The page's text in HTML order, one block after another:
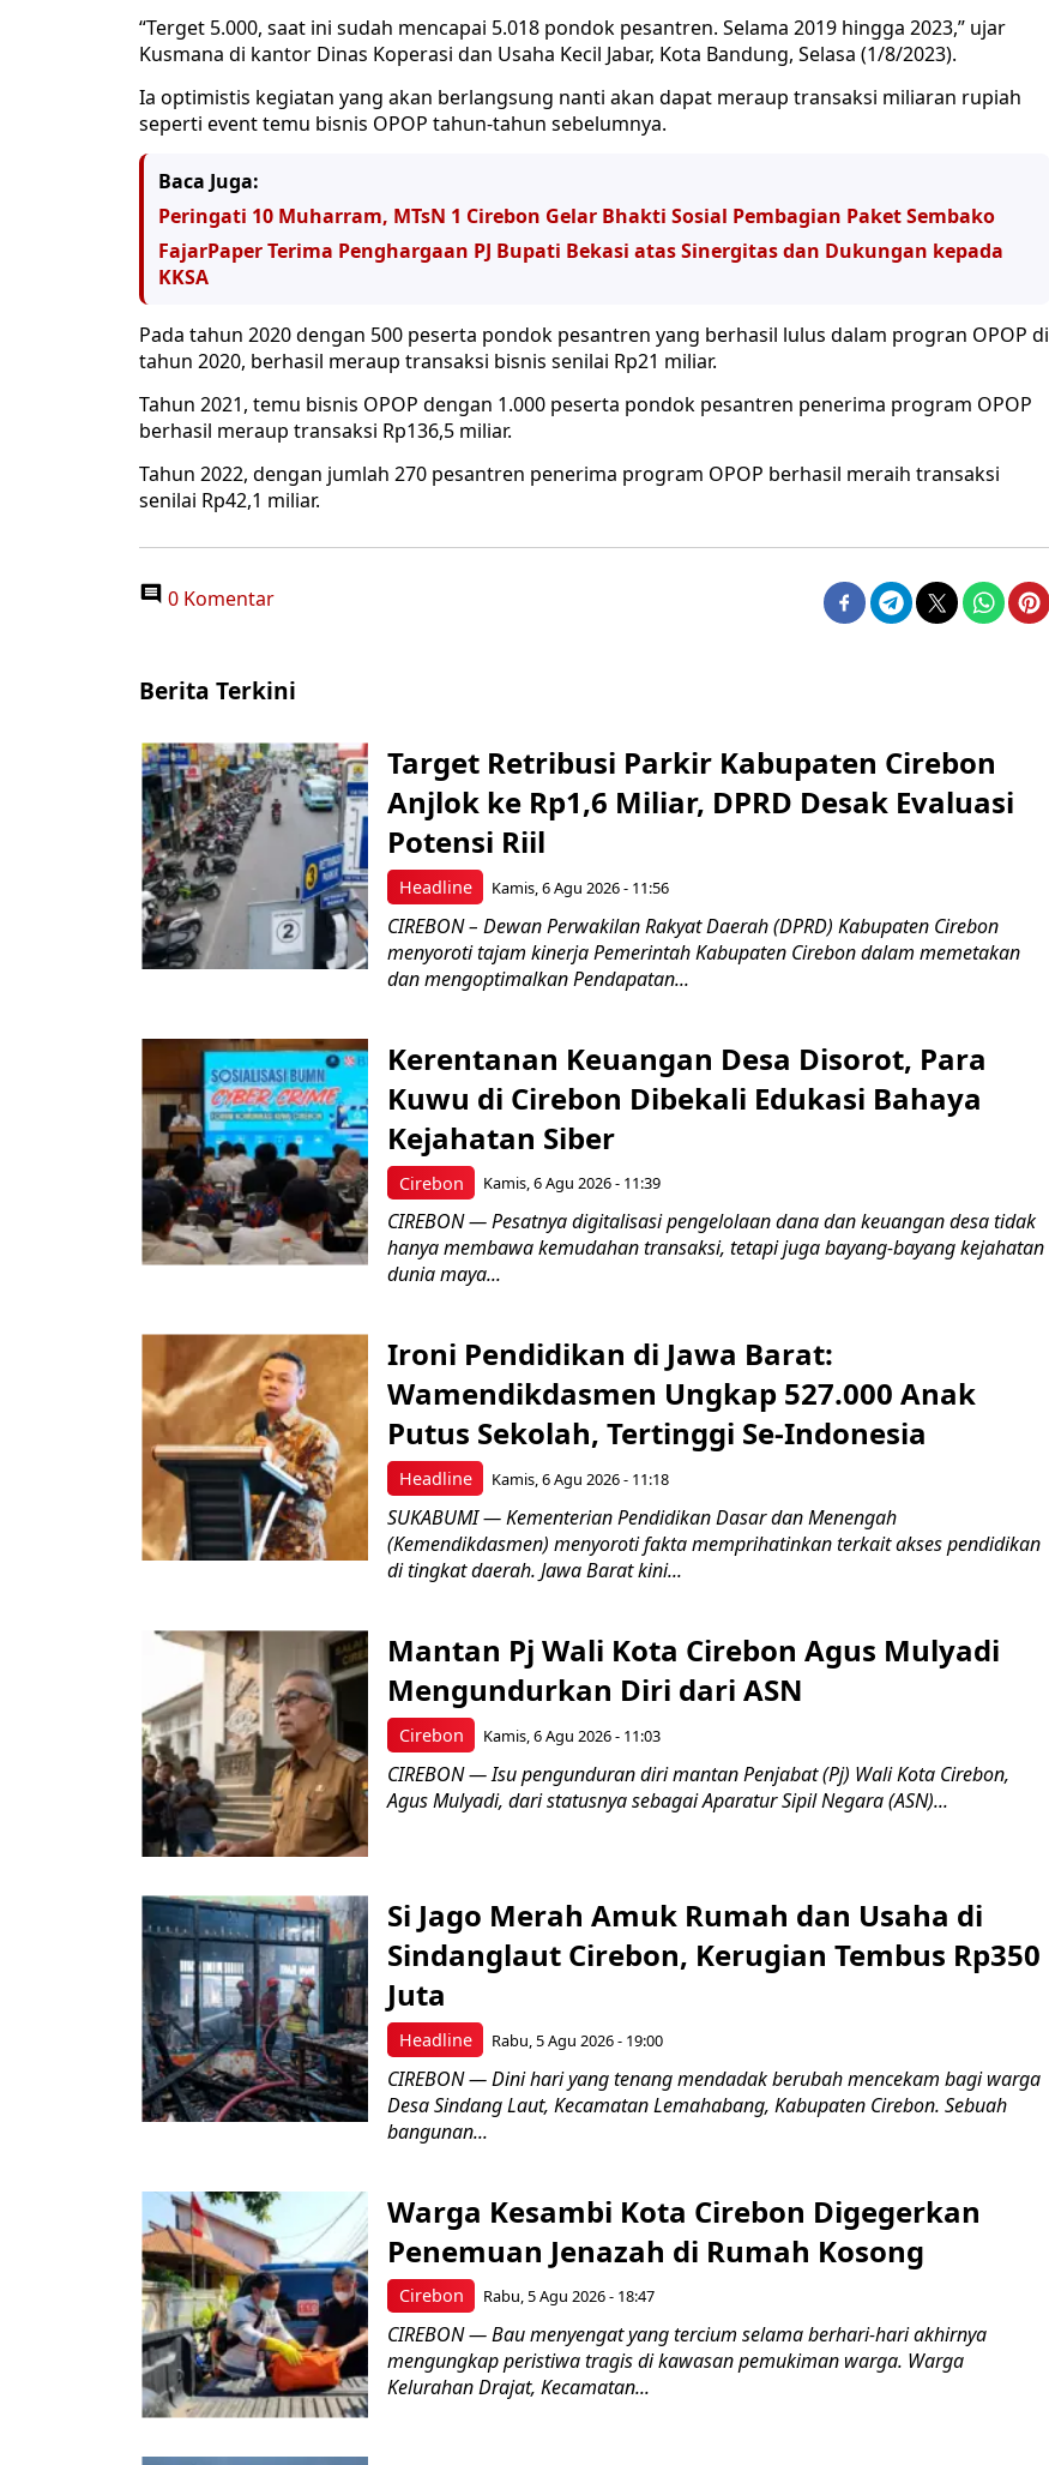
“Terget 5.000, saat ini sudah mencapai 5.018 pondok pesantren. Selama 2019 hingga 2023,” ujar
Kusmana di kantor Dinas Koperasi dan Usaha Kecil Jabar, Kota Bandung, Selasa (1/8/2023).
Ia optimistis kegiatan yang akan berlangsung nanti akan dapat meraup transaksi miliaran rupiah
seperti event temu bisnis OPOP tahun-tahun sebelumnya.
Baca Juga:
Peringati 10 Muharram, MTsN 1 Cirebon Gelar Bhakti Sosial Pembagian Paket Sembako
FajarPaper Terima Penghargaan PJ Bupati Bekasi atas Sinergitas dan Dukungan kepada
KKSA
Pada tahun 2020 dengan 500 peserta pondok pesantren yang berhasil lulus dalam progran OPOP di
tahun 2020, berhasil meraup transaksi bisnis senilai Rp21 miliar.
Tahun 2021, temu bisnis OPOP dengan 1.000 peserta pondok pesantren penerima program OPOP
berhasil meraup transaksi Rp136,5 miliar.
Tahun 2022, dengan jumlah 270 pesantren penerima program OPOP berhasil meraih transaksi
senilai Rp42,1 miliar.
0 Komentar
Berita Terkini
Headline
Target Retribusi Parkir Kabupaten Cirebon
Anjlok ke Rp1,6 Miliar, DPRD Desak Evaluasi
Potensi Riil
Kamis, 6 Agu 2026 - 11:56
CIREBON – Dewan Perwakilan Rakyat Daerah (DPRD) Kabupaten Cirebon
menyoroti tajam kinerja Pemerintah Kabupaten Cirebon dalam memetakan
dan mengoptimalkan Pendapatan...
Cirebon
Kerentanan Keuangan Desa Disorot, Para
Kuwu di Cirebon Dibekali Edukasi Bahaya
Kejahatan Siber
Kamis, 6 Agu 2026 - 11:39
CIREBON — Pesatnya digitalisasi pengelolaan dana dan keuangan desa tidak
hanya membawa kemudahan transaksi, tetapi juga bayang-bayang kejahatan
dunia maya...
Headline
Ironi Pendidikan di Jawa Barat:
Wamendikdasmen Ungkap 527.000 Anak
Putus Sekolah, Tertinggi Se-Indonesia
Kamis, 6 Agu 2026 - 11:18
SUKABUMI — Kementerian Pendidikan Dasar dan Menengah
(Kemendikdasmen) menyoroti fakta memprihatinkan terkait akses pendidikan
di tingkat daerah. Jawa Barat kini...
Cirebon
Mantan Pj Wali Kota Cirebon Agus Mulyadi
Mengundurkan Diri dari ASN
Kamis, 6 Agu 2026 - 11:03
CIREBON — Isu pengunduran diri mantan Penjabat (Pj) Wali Kota Cirebon,
Agus Mulyadi, dari statusnya sebagai Aparatur Sipil Negara (ASN)...
Headline
Si Jago Merah Amuk Rumah dan Usaha di
Sindanglaut Cirebon, Kerugian Tembus Rp350
Juta
Rabu, 5 Agu 2026 - 19:00
CIREBON — Dini hari yang tenang mendadak berubah mencekam bagi warga
Desa Sindang Laut, Kecamatan Lemahabang, Kabupaten Cirebon. Sebuah
bangunan...
Cirebon
Warga Kesambi Kota Cirebon Digegerkan
Penemuan Jenazah di Rumah Kosong
Rabu, 5 Agu 2026 - 18:47
CIREBON — Bau menyengat yang tercium selama berhari-hari akhirnya
mengungkap peristiwa tragis di kawasan pemukiman warga. Warga
Kelurahan Drajat, Kecamatan...